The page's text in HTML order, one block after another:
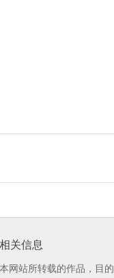
相关信息
本网站所转载的作品，目